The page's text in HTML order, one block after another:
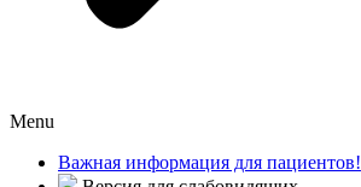
Menu
Важная информация для пациентов!